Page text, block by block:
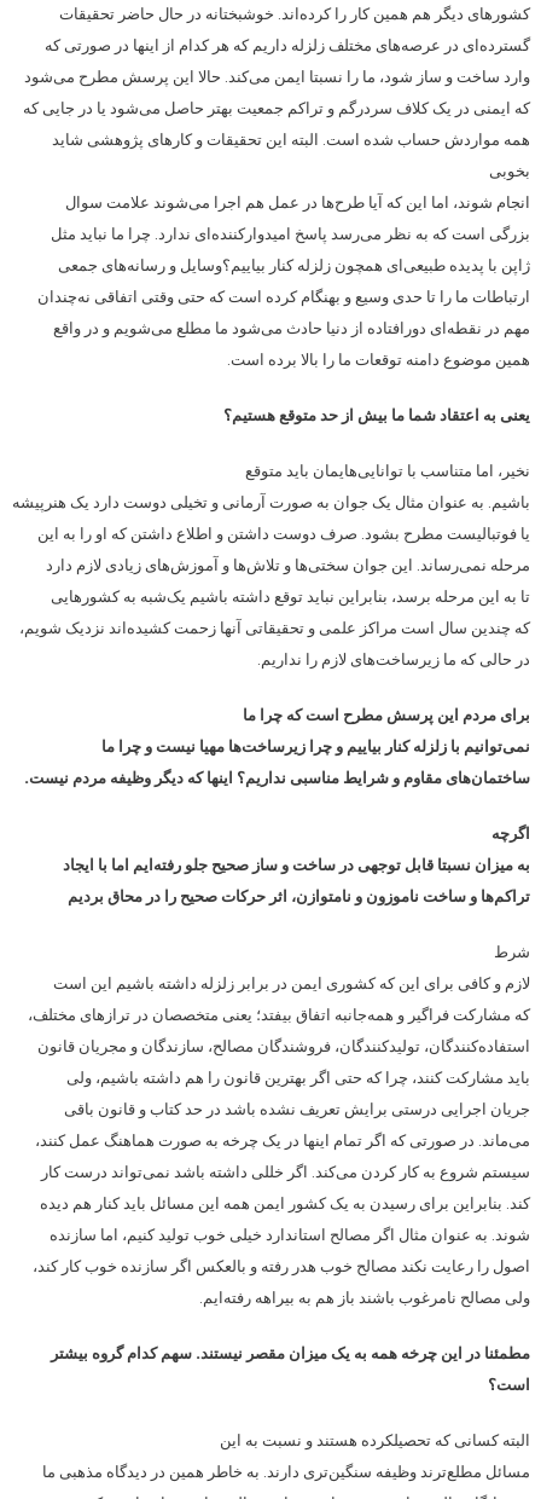
کشورهای دیگر هم همین کار را کرده‌اند. خوشبختانه در حال حاضر تحقیقات
گسترده‌ای در عرصه‌های مختلف زلزله داریم که هر کدام از اینها در صورتی که
وارد ساخت و ساز شود، ما را نسبتا ایمن می‌کند. حالا این پرسش مطرح می‌شود
که ایمنی در یک کلاف سردرگم و تراکم جمعیت بهتر حاصل می‌شود یا در جایی که
همه مواردش حساب شده است. البته این تحقیقات و کارهای پژوهشی شاید
بخوبی
انجام شوند، اما این که آیا طرح‌ها در عمل هم اجرا می‌شوند علامت سوال
بزرگی است که به نظر می‌رسد پاسخ امیدوارکننده‌ای ندارد. چرا ما نباید مثل
ژاپن با پدیده طبیعی‌ای همچون زلزله کنار بیاییم؟وسایل و رسانه‌های جمعی
ارتباطات ما را تا حدی وسیع و بهنگام کرده است که حتی وقتی اتفاقی نه‌چندان
مهم در نقطه‌ای دورافتاده از دنیا حادث می‌شود ما مطلع می‌شویم و در واقع
همین موضوع دامنه توقعات ما را بالا برده است.
یعنی به اعتقاد شما ما بیش از حد متوقع هستیم؟
نخیر، اما متناسب با توانایی‌هایمان باید متوقع
باشیم. به عنوان مثال یک جوان به صورت آرمانی و تخیلی دوست دارد یک هنرپیشه
یا فوتبالیست مطرح بشود. صرف دوست داشتن و اطلاع داشتن که او را به این
مرحله نمی‌رساند. این جوان سختی‌ها و تلاش‌ها و آموزش‌های زیادی لازم دارد
تا به این مرحله برسد، بنابراین نباید توقع داشته باشیم یک‌شبه به کشورهایی
که چندین سال است مراکز علمی و تحقیقاتی آنها زحمت کشیده‌اند نزدیک شویم،
در حالی که ما زیرساخت‌های لازم را نداریم.
برای مردم این پرسش مطرح است که چرا ما
نمی‌توانیم با زلزله کنار بیاییم و چرا زیرساخت‌ها مهیا نیست و چرا ما
ساختمان‌های مقاوم و شرایط مناسبی نداریم؟ اینها که دیگر وظیفه مردم نیست.
اگرچه
به میزان نسبتا قابل توجهی در ساخت و ساز صحیح جلو رفته‌ایم اما با ایجاد
تراکم‌ها و ساخت ناموزون و نامتوازن، اثر حرکات صحیح را در محاق بردیم
شرط
لازم و کافی برای این که کشوری ایمن در برابر زلزله داشته باشیم این است
که مشارکت فراگیر و همه‌جانبه اتفاق بیفتد؛ یعنی متخصصان در ترازهای مختلف،
استفاده‌کنندگان، تولیدکنندگان، فروشندگان مصالح، سازندگان و مجریان قانون
باید مشارکت کنند، چرا که حتی اگر بهترین قانون را هم داشته باشیم، ولی
جریان اجرایی درستی برایش تعریف نشده باشد در حد کتاب و قانون باقی
می‌ماند. در صورتی که اگر تمام اینها در یک چرخه به صورت هماهنگ‌ عمل کنند،
سیستم شروع به کار کردن می‌کند. اگر خللی داشته باشد نمی‌تواند درست کار
کند. بنابراین برای رسیدن به یک کشور ایمن همه این مسائل باید کنار هم دیده
شوند. به عنوان مثال اگر مصالح استاندارد خیلی خوب تولید کنیم، اما سازنده
اصول را رعایت نکند مصالح خوب هدر رفته و بالعکس اگر سازنده خوب کار کند،
ولی مصالح نامرغوب باشند باز هم به بیراهه رفته‌ایم.
مطمئنا در این چرخه همه به یک میزان مقصر نیستند. سهم کدام گروه بیشتر
است؟
البته کسانی که تحصیلکرده هستند و نسبت به این
مسائل مطلع‌ترند وظیفه سنگین‌تری دارند. به خاطر همین در دیدگاه مذهبی ما